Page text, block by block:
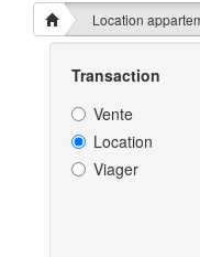
Location
Transaction
Vente
Location
Viager